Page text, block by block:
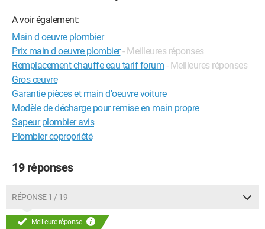
A voir également:
Main d oeuvre plombier
Prix main d oeuvre plombier- Meilleures réponses
Remplacement chauffe eau tarif forum - Meilleures réponses
Gros œuvre
Garantie pièces et main d'oeuvre voiture
Modèle de décharge pour remise en main propre
Sapeur plombier avis
Plombier copropriété
19 réponses
RÉPONSE 1 / 19
Meilleure réponse